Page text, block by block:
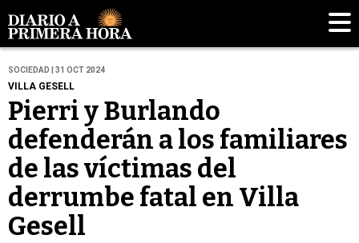
SOCIEDAD | 31 OCT 2024
VILLA GESELL
Pierri y Burlando
defenderán a los familiares
de las víctimas del
derrumbe fatal en Villa
Gesell